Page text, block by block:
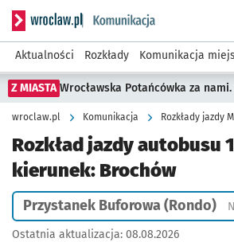
Serwis informacyjny wroclaw.pl
Aktualności Rozkłady Komunikacja
Z MIASTA Wrocławska Potańcówka za
wroclaw.pl Komunikacja Rozkłady jazdy
Rozkład jazdy autobusu
kierunek: Brochów
Przystanek Buforowa (Rondo)
Ostatnia aktualizacja: 08.08.2026